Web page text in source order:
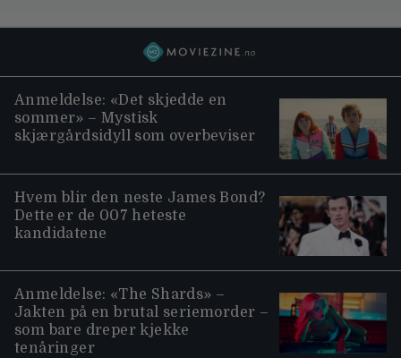
Anmeldelse: «Det skjedde en
sommer» – Mystisk
skjærgårdsidyll som overbeviser
Hvem blir den neste James Bond?
Dette er de 007 heteste
kandidatene
Anmeldelse: «The Shards» –
Jakten på en brutal seriemorder –
som bare dreper kjekke
tenåringer